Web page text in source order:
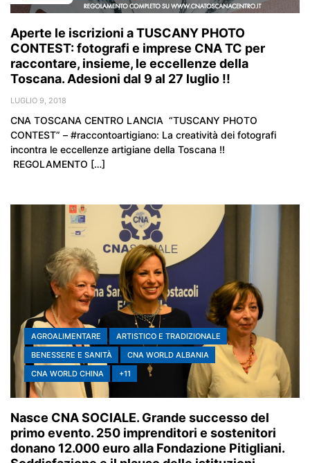
Aperte le iscrizioni a TUSCANY PHOTO
CONTEST: fotografi e imprese CNA TC per
raccontare, insieme, le eccellenze della
Toscana. Adesioni dal 9 al 27 luglio !!
LUGLIO 9, 2018
CNA TOSCANA CENTRO LANCIA “TUSCANY PHOTO
CONTEST” – #raccontoartigiano: La creatività dei fotografi
incontra le eccellenze artigiane della Toscana !!
REGOLAMENTO […]
AGROALIMENTARE
ARTISTICO E TRADIZIONALE
BENESSERE E SANITÀ
CNA WORLD ALBANIA
CNA WORLD CHINA
+11
Nasce CNA SOCIALE. Grande successo del
primo evento. 250 imprenditori e sostenitori
donano 12.000 euro alla Fondazione Pitigliani.